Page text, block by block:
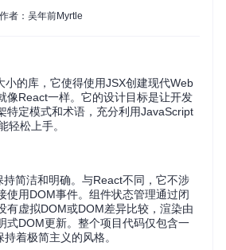
作者：吴年前Myrtle
小的库，它使得使用JSX创建现代Web
像React一样。它的设计目标是让开发
特定模式和术语，充分利用JavaScript
轻松上手。
简洁和明确。与React不同，它不涉
使用DOM事件。组件状态管理通过闭
有虚拟DOM或DOM差异比较，渲染由
式DOM更新。整个项目代码仅包含一
着极简主义的风格。